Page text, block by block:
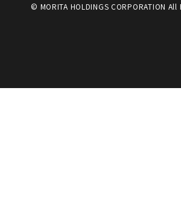
© MORITA HOLDINGS CORPORATION